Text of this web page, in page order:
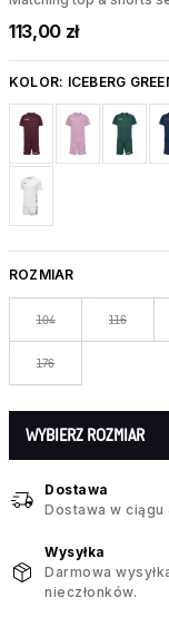
113,00 zł
KOLOR: ICEBERG
ROZMIAR
104 116
176
WYBIERZ ROZMIAR
Dostawa
Dostawa w
Wysyłka
Darmowa
nieczłonków.